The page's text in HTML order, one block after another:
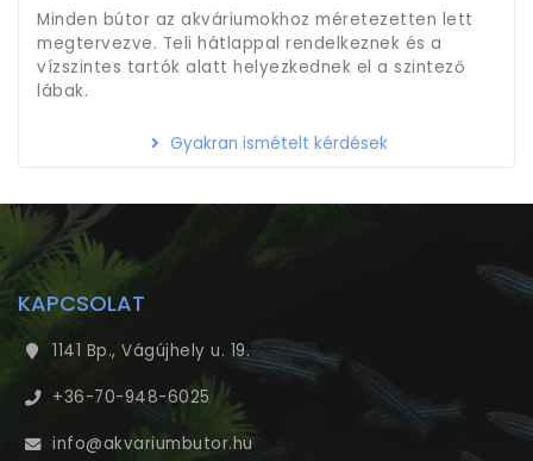
Minden bútor az akváriumokhoz méretezetten lett
megtervezve. Teli hátlappal rendelkeznek és a
vízszintes tartók alatt helyezkednek el a szintező
lábak.
Gyakran ismételt kérdések
KAPCSOLAT
1141 Bp., Vágújhely u. 19.
+36-70-948-6025
info@akvariumbutor.hu